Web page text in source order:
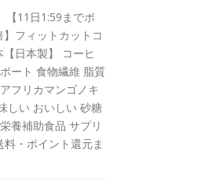
【11日1:59までポ
フィットカットコ
日本製】 コーヒ
ート 食物繊維 脂質
フリカマンゴノキ
しい おいしい 砂糖
養補助食品 サプリ
料・ポイント還元ま